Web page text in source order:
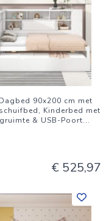
90x200 cm met
Kinderbed met
& USB-Poort...
€ 525,97